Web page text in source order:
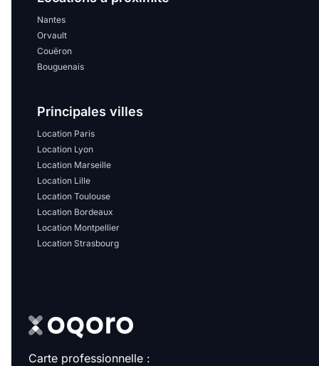
Nantes
Orvault
Couëron
Bouguenais
Principales villes
Location Paris
Location Lyon
Location Marseille
Location Lille
Location Toulouse
Location Bordeaux
Location Montpellier
Location Strasbourg
Carte professionnelle :